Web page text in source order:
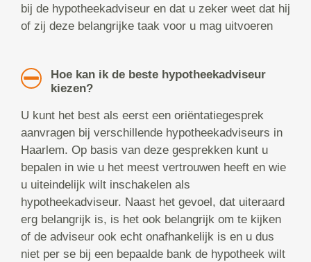
bij de hypotheekadviseur en dat u zeker weet dat hij
of zij deze belangrijke taak voor u mag uitvoeren
Hoe kan ik de beste hypotheekadviseur
kiezen?
U kunt het best als eerst een oriëntatiegesprek
aanvragen bij verschillende hypotheekadviseurs in
Haarlem. Op basis van deze gesprekken kunt u
bepalen in wie u het meest vertrouwen heeft en wie
u uiteindelijk wilt inschakelen als
hypotheekadviseur. Naast het gevoel, dat uiteraard
erg belangrijk is, is het ook belangrijk om te kijken
of de adviseur ook echt onafhankelijk is en u dus
niet per se bij een bepaalde bank de hypotheek wilt